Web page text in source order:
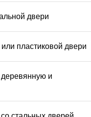
двери
пластиковой двери
и